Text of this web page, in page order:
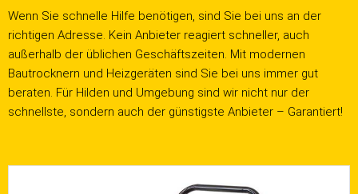
t
s
p
r
i
n
n
Wenn Sie schnelle Hilfe benötigen, sind Sie bei uns an der
richtigen Adresse. Kein Anbieter reagiert schneller, auch
außerhalb der üblichen Geschäftszeiten. Mit modernen
Bautrocknern und Heizgeräten sind Sie bei uns immer gut
beraten. Für Hilden und Umgebung sind wir nicht nur der
schnellste, sondern auch der günstigste Anbieter – Garantiert!